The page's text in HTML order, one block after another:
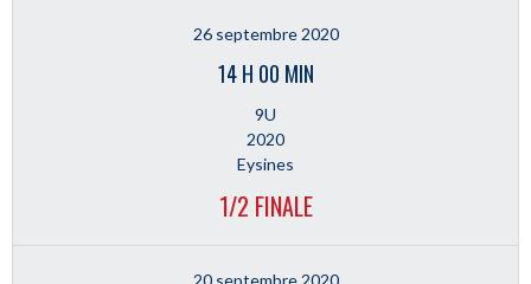
26 septembre 2020
14 H 00 MIN
9U
2020
Eysines
1/2 FINALE
20 septembre 2020